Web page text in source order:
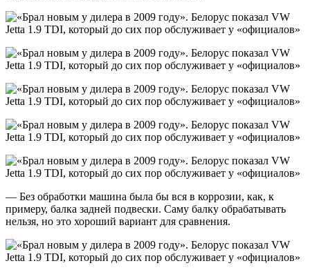
— Без обработки машина была бы вся в коррозии, как, к
примеру, балка задней подвески. Саму балку обрабатывать
нельзя, но это хороший вариант для сравнения.